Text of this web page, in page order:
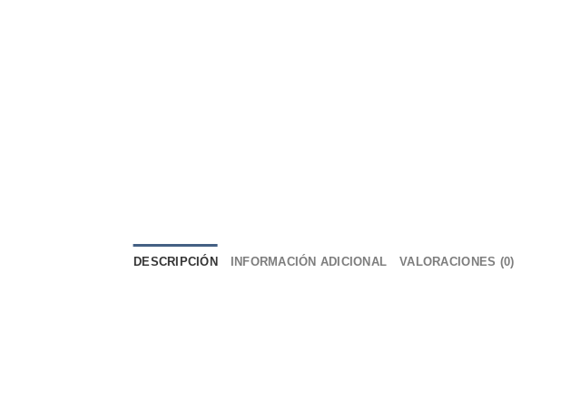
DESCRIPCIÓN INFORMACIÓN ADICIONAL VALORACIONES (0)